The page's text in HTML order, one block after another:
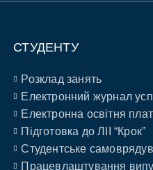
СТУДЕНТУ
Розклад занять
Електронний журнал
Електронна освітня
Підготовка до ЛІІ “Крок”
Студентське
Працевлаштування